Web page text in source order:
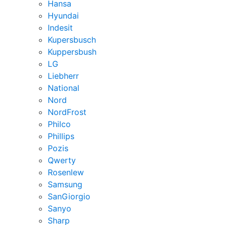
Hansa
Hyundai
Indesit
Kupersbusch
Kuppersbush
LG
Liebherr
National
Nord
NordFrost
Philco
Phillips
Pozis
Qwerty
Rosenlew
Samsung
SanGiorgio
Sanyo
Sharp